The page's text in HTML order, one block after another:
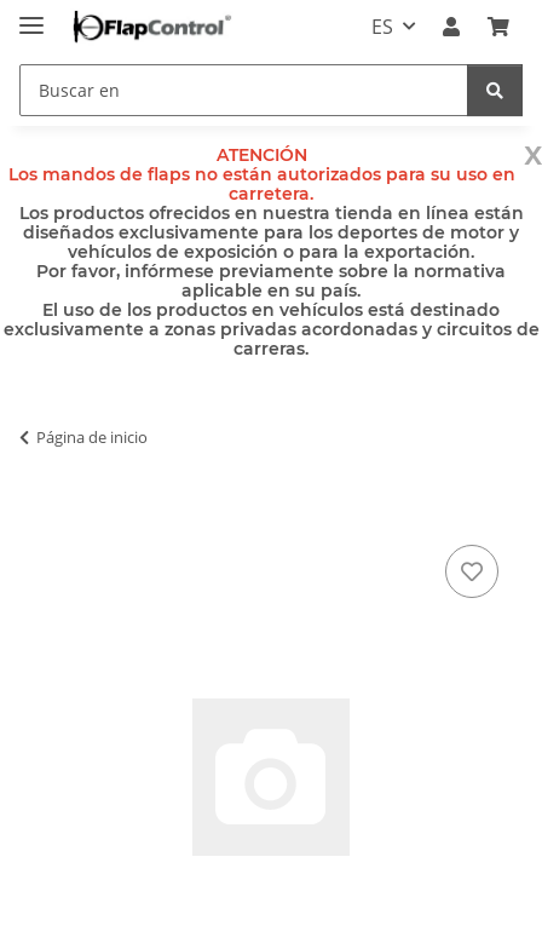
ES
x
ATENCIÓN
Los mandos de flaps no están autorizados para su uso en
carretera.
Los productos ofrecidos en nuestra tienda en línea están
diseñados exclusivamente para los deportes de motor y
vehículos de exposición o para la exportación.
Por favor, infórmese previamente sobre la normativa
aplicable en su país.
El uso de los productos en vehículos está destinado
exclusivamente a zonas privadas acordonadas y circuitos de
carreras.
Página de inicio